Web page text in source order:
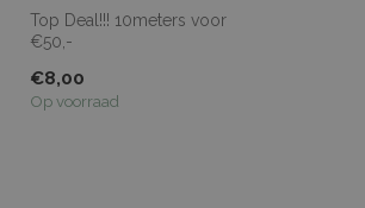
Top Deal!!! 10meters voor
€50,-
Klik dan op de rolkorting!!
€8,00
Op voorraad